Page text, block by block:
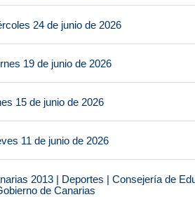
24 de junio de 2026
19 de junio de 2026
15 de junio de 2026
11 de junio de 2026
2013 | Deportes | Consejería de
de Canarias